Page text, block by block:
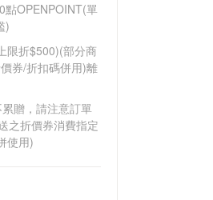
點OPENPOINT(單
)
限折$500)(部分商
券/折扣碼併用)離
贈，請注意訂單
之折價券消費指定
使用)